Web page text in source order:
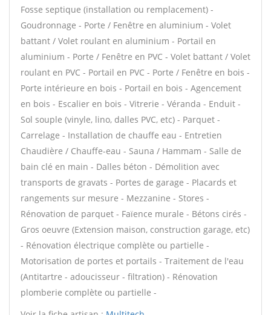
Fosse septique (installation ou remplacement) -
Goudronnage - Porte / Fenêtre en aluminium - Volet
battant / Volet roulant en aluminium - Portail en
aluminium - Porte / Fenêtre en PVC - Volet battant / Volet
roulant en PVC - Portail en PVC - Porte / Fenêtre en bois -
Porte intérieure en bois - Portail en bois - Agencement
en bois - Escalier en bois - Vitrerie - Véranda - Enduit -
Sol souple (vinyle, lino, dalles PVC, etc) - Parquet -
Carrelage - Installation de chauffe eau - Entretien
Chaudière / Chauffe-eau - Sauna / Hammam - Salle de
bain clé en main - Dalles béton - Démolition avec
transports de gravats - Portes de garage - Placards et
rangements sur mesure - Mezzanine - Stores -
Rénovation de parquet - Faïence murale - Bétons cirés -
Gros oeuvre (Extension maison, construction garage, etc)
- Rénovation électrique complète ou partielle -
Motorisation de portes et portails - Traitement de l'eau
(Antitartre - adoucisseur - filtration) - Rénovation
plomberie complète ou partielle -